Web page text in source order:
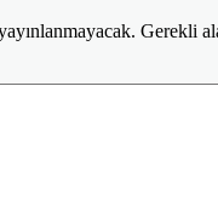
Gerekli